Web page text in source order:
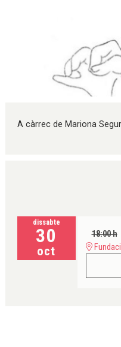
A càrrec de Mariona
dissabte
30
oct
18:00 h